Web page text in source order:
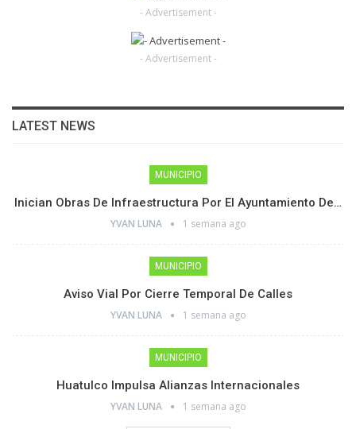
- Advertisement -
- Advertisement -
LATEST NEWS
MUNICIPIO
Inician Obras De Infraestructura Por El Ayuntamiento De…
YVAN LUNA 1 semana ago
MUNICIPIO
Aviso Vial Por Cierre Temporal De Calles
YVAN LUNA 1 semana ago
MUNICIPIO
Huatulco Impulsa Alianzas Internacionales
YVAN LUNA 1 semana ago